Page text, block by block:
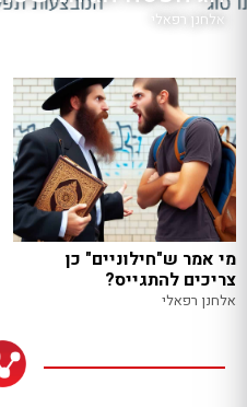
אלחנן רפאלי
מי אמר ש"חילוניים" כן
צריכים להתגייס?
אלחנן רפאלי